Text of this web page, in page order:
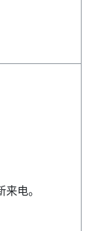
电。